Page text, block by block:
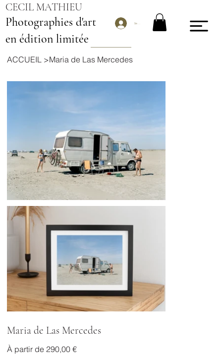
CECIL MATHIEU
Photographies d'art
en édition limitée
Se connecter
ACCUEIL >Maria de Las Mercedes
Maria de Las Mercedes
À partir de Prix
290,00 €